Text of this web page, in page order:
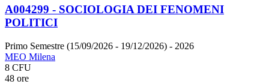
A004299 - SOCIOLOGIA DEI FENOMENI
POLITICI
Primo Semestre (15/09/2026 - 19/12/2026) - 2026
MEO Milena
8 CFU
48 ore